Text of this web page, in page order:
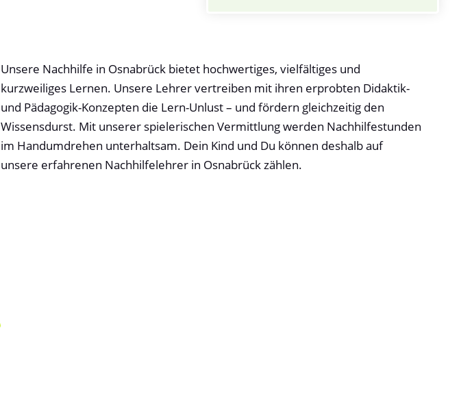
Unsere Nachhilfe in Osnabrück bietet hochwertiges, vielfältiges und
kurzweiliges Lernen. Unsere Lehrer vertreiben mit ihren erprobten Didaktik-
und Pädagogik-Konzepten die Lern-Unlust – und fördern gleichzeitig den
Wissensdurst. Mit unserer spielerischen Vermittlung werden Nachhilfestunden
im Handumdrehen unterhaltsam. Dein Kind und Du können deshalb auf
unsere erfahrenen Nachhilfelehrer in Osnabrück zählen.